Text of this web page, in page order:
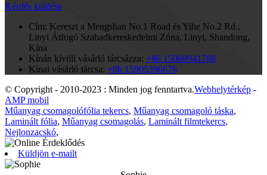
Kérdés küldése
Cím: Kereszt a Mengshan No.1 Road és Yihe No.2 Rd.,
Linyi Átfogó Szabadkereskedelmi Zóna, Linyi, Shandong,
Kína
Kínán kívüli vásárló tárcsázza: +86 15069941788
Kínai vásárló tárcsa: +86 15905396676
© Copyright - 2010-2023 : Minden jog fenntartva.Webhelytérkép -
AMP mobil
Műanyag csomagolófólia tekercs, Műanyag csomagoló táska,
Laminált fólia, Műanyag csomagolás, Laminált filmtekercs,
Nejlonzacskó,
Küldjön e-mailt